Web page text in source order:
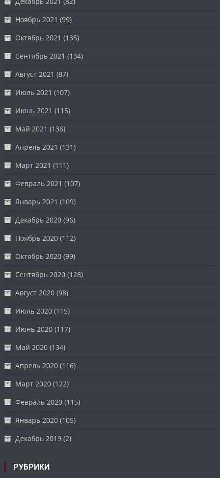
Ноябрь 2021 (99)
Октябрь 2021 (135)
Сентябрь 2021 (134)
Август 2021 (87)
Июль 2021 (107)
Июнь 2021 (115)
Май 2021 (136)
Апрель 2021 (131)
Март 2021 (111)
Февраль 2021 (107)
Январь 2021 (109)
Декабрь 2020 (96)
Ноябрь 2020 (112)
Октябрь 2020 (99)
Сентябрь 2020 (128)
Август 2020 (98)
Июль 2020 (115)
Июнь 2020 (117)
Май 2020 (134)
Апрель 2020 (116)
Март 2020 (122)
Февраль 2020 (115)
Январь 2020 (105)
Декабрь 2019 (2)
РУБРИКИ